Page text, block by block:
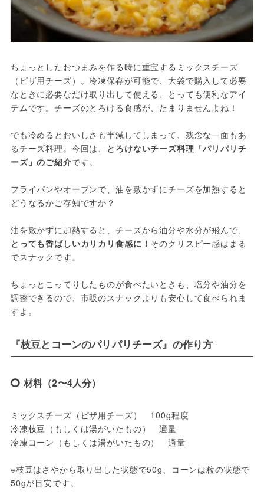
ちょっとしたおつまみを作る時に重宝するミックスチーズ
（ピザ用チーズ）。冷凍保存が可能で、大袋で購入して必要
なときに必要なだけ取り出して使える、とっても便利なアイ
テムです。チーズのとろける食感が、たまりませんよね！
でも冷めるとおいしさも半減してしまって、残念な一面もあ
るチーズ料理。今回は、 とろけないチーズ料理「パリパリチ
ーズ」のご紹介です。
フライパンやオーブンで、油を敷かずにチーズを加熱すると
どうなるかご存知ですか？
油を敷かずに加熱すると、チーズから油分や水分が飛んで、
とっても香ばしいカリカリ食感に！ そのクリスピー感はまる
でスナックです。
ちょっとこってりしたものが食べたいときも、塩分や油分を
調整できるので、市販のスナックよりも安心して食べられま
すよ。
『枝豆とコーンのパリパリチーズ』の作り方
材料（2〜4人分）
ミックスチーズ（ピザ用チーズ）　100g程度
冷凍枝豆（もしくは湯がいたもの）　適量
冷凍コーン（もしくは湯がいたもの）　適量
※枝豆はさやから取り出した状態で50g、コーンは粒の状態で
50gが目安です。